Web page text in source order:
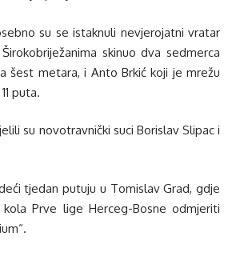
su se istaknuli nevjerojatni vratar
skinuo dva sedmerca
šest metara, i Anto Brkić koji je mrežu
puta.
su novotravnički suci Borislav Slipac i
tjedan putuju u Tomislav Grad, gdje
Prve lige Herceg-Bosne odmjeriti